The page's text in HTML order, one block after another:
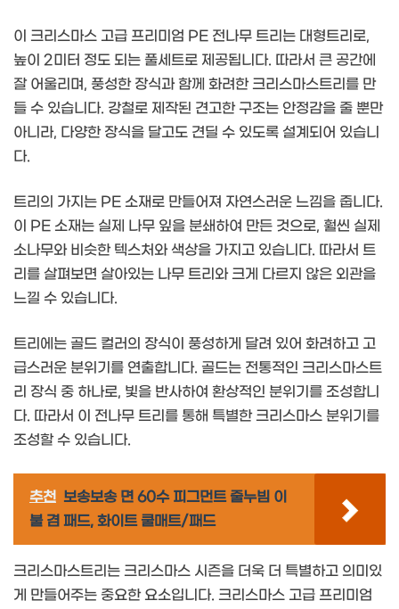
이 크리스마스 고급 프리미엄 PE 전나무 트리는 대형트리로,
높이 2미터 정도 되는 풀세트로 제공됩니다. 따라서 큰 공간에
잘 어울리며, 풍성한 장식과 함께 화려한 크리스마스트리를 만
들 수 있습니다. 강철로 제작된 견고한 구조는 안정감을 줄 뿐만
아니라, 다양한 장식을 달고도 견딜 수 있도록 설계되어 있습니
다.
트리의 가지는 PE 소재로 만들어져 자연스러운 느낌을 줍니다.
이 PE 소재는 실제 나무 잎을 분쇄하여 만든 것으로, 훨씬 실제
소나무와 비슷한 텍스처와 색상을 가지고 있습니다. 따라서 트
리를 살펴보면 살아있는 나무 트리와 크게 다르지 않은 외관을
느낄 수 있습니다.
트리에는 골드 컬러의 장식이 풍성하게 달려 있어 화려하고 고
급스러운 분위기를 연출합니다. 골드는 전통적인 크리스마스트
리 장식 중 하나로, 빛을 반사하여 환상적인 분위기를 조성합니
다. 따라서 이 전나무 트리를 통해 특별한 크리스마스 분위기를
조성할 수 있습니다.
추천 보송보송 면 60수 피그먼트 줄누빔 이
불 겸 패드, 화이트 쿨매트/패드
크리스마스트리는 크리스마스 시즌을 더욱 더 특별하고 의미있
게 만들어주는 중요한 요소입니다. 크리스마스 고급 프리미엄